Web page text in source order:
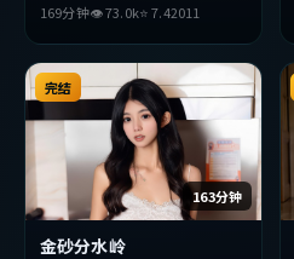
达亚等主演。影片在叙事与视听
上力求突破，探讨人性与抉择，
节奏张弛有度，适合喜欢该类型
的观众完整观看。
169分钟👁73.0k⭐7.42011
163分钟
完结
金砂分水岭